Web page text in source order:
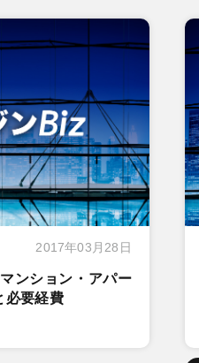
2017年03月28日
ンション・アパー
必要経費